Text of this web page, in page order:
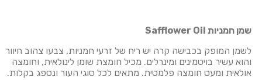
שמן חמניותSafflower Oil
לשמן המופק בכבישה קרה יש ריח של זרעי חמניות, צבעו צהוב חיוור
והוא עשיר בויטמינים ומינרלים. מכיל חומצת שומן לינולאית, וחומצה
אולאית ומעט חומצה פלמטית. מתאים לכל סוגי העור ונספג בקלות.